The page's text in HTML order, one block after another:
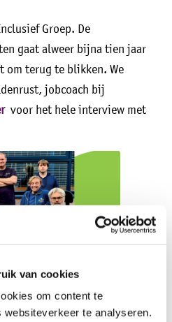
van cookies
om content te
websiteverkeer te analyseren.
Groep. De
gaat alweer bijna tien jaar
om terug te blikken. We
jobcoach bij
voor het hele interview met